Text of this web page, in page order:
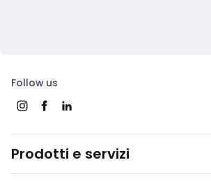
Follow us
Prodotti e servizi